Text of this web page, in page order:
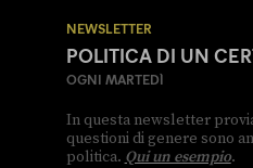
NEWSLETTER
POLITICA DI UN
OGNI MARTEDÌ
In questa newsletter
questioni di genere sono
politica. Qui un esempio.